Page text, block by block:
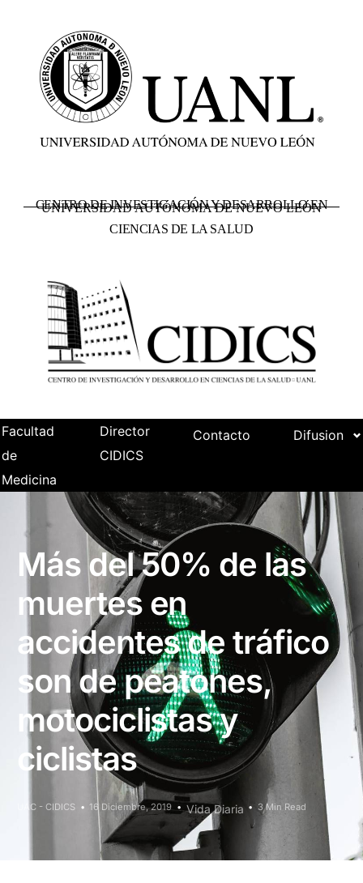
UNIVERSIDAD AUTÓNOMA DE NUEVO LEÓN
CENTRO DE INVESTIGACIÓN Y DESARROLLO EN
CIENCIAS DE LA SALUD
Facultad
de
Medicina
Director
CIDICS
Contacto Difusion
Más del 50% de las
muertes en
accidentes de tráfico
son de peatones,
motociclistas y
ciclistas
UAC - CIDICS 16 Diciembre, 2019 Vida Diaria 3 Min Read